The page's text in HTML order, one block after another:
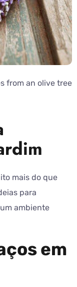
mais do que
para
ambiente
em